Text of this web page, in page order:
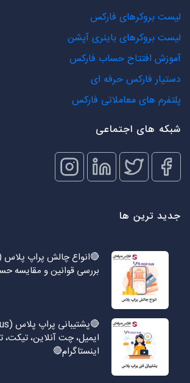
لیست بروکرهای فارکس
لیست بروکرهای باینری آپشن
آموزش افتتاح حساب فارکس
دستیار فارکس حرفه ای
پلتفرم های معاملاتی فارکس
شبکه های اجتماعی
جدید ترین ها
بررسی قوانین و مقایسه
ایمیل، چت آنلاین، تیکت،
اینستاگرام🔴